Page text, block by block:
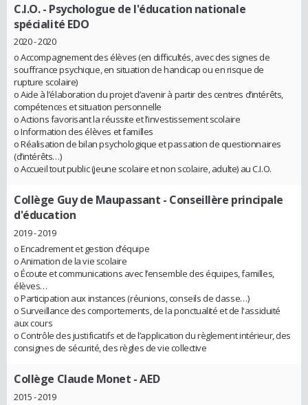
C.I.O.- Psychologue de l'éducation nationale
spécialité EDO
2020 - 2020
o Accompagnement des élèves (en difficultés, avec des signes de
souffrance psychique, en situation de handicap ou en risque de
rupture scolaire)
o Aide à l’élaboration du projet d’avenir à partir des centres d’intérêts,
compétences et situation personnelle
o Actions favorisant la réussite et l’investissement scolaire
o Information des élèves et familles
o Réalisation de bilan psychologique et passation de questionnaires
(d’intérêts…)
o Accueil tout public (jeune scolaire et non scolaire, adulte) au C.I.O.
Collège Guy de Maupassant - Conseillère principale
d'éducation
2019 - 2019
o Encadrement et gestion d’équipe
o Animation de la vie scolaire
o Écoute et communications avec l’ensemble des équipes, familles,
élèves…
o Participation aux instances (réunions, conseils de classe…)
o Surveillance des comportements, de la ponctualité et de l'assiduité
aux cours
o Contrôle des justificatifs et de l’application du règlement intérieur, des
consignes de sécurité, des règles de vie collective
Collège Claude Monet - AED
2015 - 2019